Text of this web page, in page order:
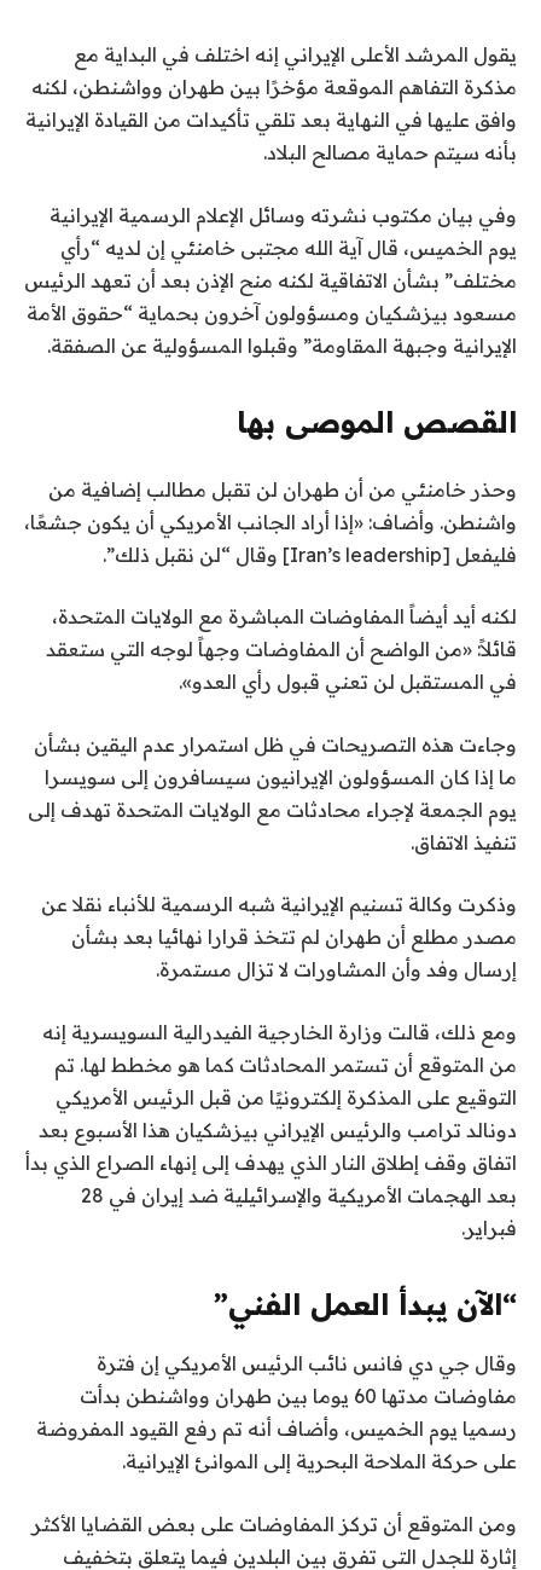
يقول المرشد الأعلى الإيراني إنه اختلف في البداية مع
مذكرة التفاهم الموقعة مؤخرًا بين طهران وواشنطن، لكنه
وافق عليها في النهاية بعد تلقي تأكيدات من القيادة الإيرانية
بأنه سيتم حماية مصالح البلاد.
وفي بيان مكتوب نشرته وسائل الإعلام الرسمية الإيرانية
يوم الخميس، قال آية الله مجتبى خامنئي إن لديه “رأي
مختلف” بشأن الاتفاقية لكنه منح الإذن بعد أن تعهد الرئيس
مسعود بيزشكيان ومسؤولون آخرون بحماية “حقوق الأمة
الإيرانية وجبهة المقاومة” وقبلوا المسؤولية عن الصفقة.
القصص الموصى بها
ئ
ة
م
ن
ع
ن
ا
ص
ا
ة
ا
ل
ا
ئ
م
ة
وحذر خامنئي من أن طهران لن تقبل مطالب إضافية من
واشنطن. وأضاف: «إذا أراد الجانب الأمريكي أن يكون جشعًا،
فليفعل [Iran’s leadership] وقال “لن نقبل ذلك”.
لكنه أيد أيضاً المفاوضات المباشرة مع الولايات المتحدة،
قائلاً: «من الواضح أن المفاوضات وجهاً لوجه التي ستعقد
في المستقبل لن تعني قبول رأي العدو».
وجاءت هذه التصريحات في ظل استمرار عدم اليقين بشأن
ما إذا كان المسؤولون الإيرانيون سيسافرون إلى سويسرا
يوم الجمعة لإجراء محادثات مع الولايات المتحدة تهدف إلى
تنفيذ الاتفاق.
وذكرت وكالة تسنيم الإيرانية شبه الرسمية للأنباء نقلا عن
مصدر مطلع أن طهران لم تتخذ قرارا نهائيا بعد بشأن
إرسال وفد وأن المشاورات لا تزال مستمرة.
ومع ذلك، قالت وزارة الخارجية الفيدرالية السويسرية إنه
من المتوقع أن تستمر المحادثات كما هو مخطط لها. تم
التوقيع على المذكرة إلكترونيًا من قبل الرئيس الأمريكي
دونالد ترامب والرئيس الإيراني بيزشكيان هذا الأسبوع بعد
اتفاق وقف إطلاق النار الذي يهدف إلى إنهاء الصراع الذي بدأ
بعد الهجمات الأمريكية والإسرائيلية ضد إيران في 28
فبراير.
“الآن يبدأ العمل الفني”
وقال جي دي فانس نائب الرئيس الأمريكي إن فترة
مفاوضات مدتها 60 يوما بين طهران وواشنطن بدأت
رسميا يوم الخميس، وأضاف أنه تم رفع القيود المفروضة
على حركة الملاحة البحرية إلى الموانئ الإيرانية.
ومن المتوقع أن تركز المفاوضات على بعض القضايا الأكثر
إثارة للجدل التي تفرق بين البلدين فيما يتعلق بتخفيف